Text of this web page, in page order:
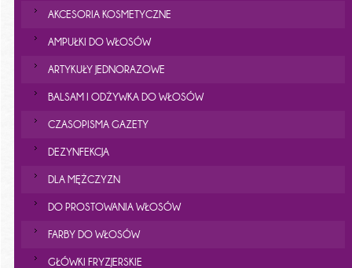
AKCESORIA KOSMETYCZNE
AMPUŁKI DO WŁOSÓW
ARTYKUŁY JEDNORAZOWE
BALSAM I ODŻYWKA DO WŁOSÓW
CZASOPISMA GAZETY
DEZYNFEKCJA
DLA MĘŻCZYZN
DO PROSTOWANIA WŁOSÓW
FARBY DO WŁOSÓW
GŁÓWKI FRYZJERSKIE